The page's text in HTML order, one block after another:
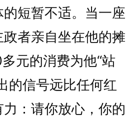
短暂不适。当一座
者亲自坐在他的摊
元的消费为他“站
的信号远比任何红
：请你放心，你的